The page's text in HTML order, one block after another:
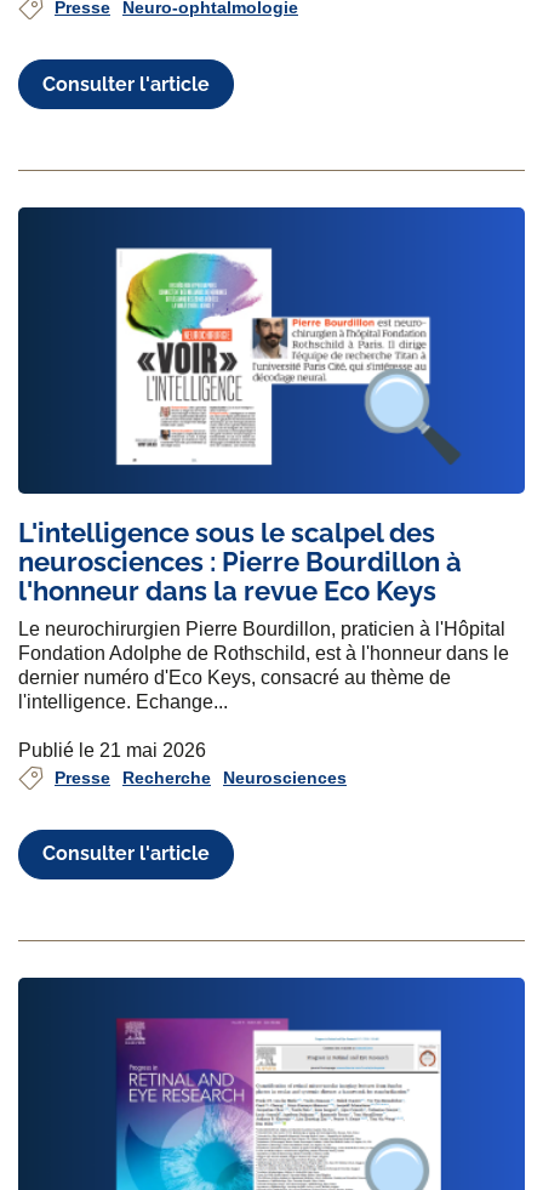
Presse Neuro-ophtalmologie
Consulter l'article
L'intelligence sous le scalpel des
neurosciences : Pierre Bourdillon à
l'honneur dans la revue Eco Keys
Le neurochirurgien Pierre Bourdillon, praticien à l'Hôpital
Fondation Adolphe de Rothschild, est à l'honneur dans le
dernier numéro d'Eco Keys, consacré au thème de
l'intelligence. Echange...
Publié le 21 mai 2026
Presse Recherche Neurosciences
Consulter l'article